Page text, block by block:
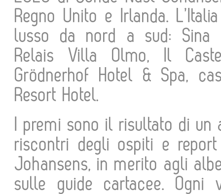
Regno Unito e Irlanda.
lusso da nord a sud: Sina
Relais Villa Olmo, Il
Grödnerhof Hotel & Spa,
Resort Hotel.
I premi sono il risultato di
riscontri degli ospiti e
Johansens, in merito agli
sulle guide cartacee.